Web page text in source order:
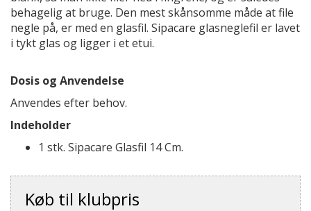
behagelig at bruge. Den mest skånsomme måde at file
negle på, er med en glasfil. Sipacare glasneglefil er lavet
i tykt glas og ligger i et etui.
Dosis og Anvendelse
Anvendes efter behov.
Indeholder
1 stk. Sipacare Glasfil 14 Cm.
Køb til klubpris